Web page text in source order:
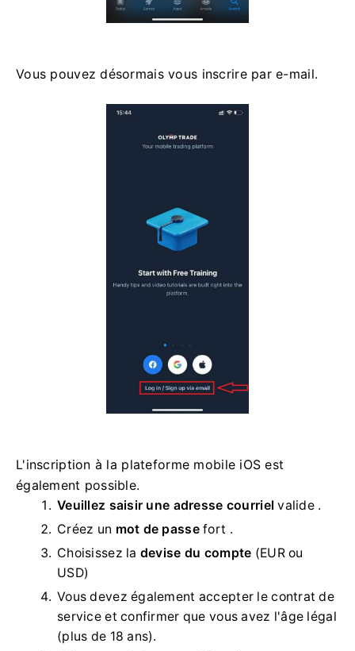
Vous pouvez désormais vous inscrire par e-mail.
L'inscription à la plateforme mobile iOS est
également possible.
Veuillez saisir une adresse courriel valide .
Créez un mot de passefort .
Choisissez la devise du compte (EUR ou
USD)
Vous devez également accepter le contrat de
service et confirmer que vous avez l'âge légal
(plus de 18 ans).